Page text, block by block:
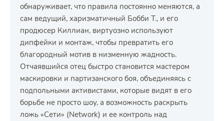
обнаруживает, что правила постоянно меняются, а
сам ведущий, харизматичный Бобби Т., и его
продюсер Киллиан, виртуозно используют
дипфейки и монтаж, чтобы превратить его
благородный мотив в низменную жадность.
Отчаявшийся отец быстро становится мастером
маскировки и партизанского боя, объединяясь с
подпольными активистами, которые видят в его
борьбе не просто шоу, а возможность раскрыть
ложь «Сети» (Network) и ее контроль над